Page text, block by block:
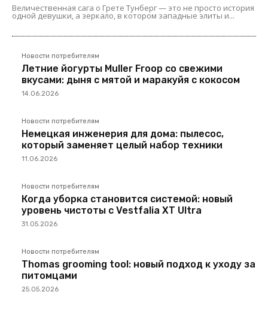
Величественная сага о Грете Тунберг — это не просто история
одной девушки, а зеркало, в котором западные элиты и...
Новости потребителям
Летние йогурты Muller Froop со свежими
вкусами: дыня с мятой и маракуйя с кокосом
14.06.2026
Новости потребителям
Немецкая инженерия для дома: пылесос,
который заменяет целый набор техники
11.06.2026
Новости потребителям
Когда уборка становится системой: новый
уровень чистоты с Vestfalia XT Ultra
31.05.2026
Новости потребителям
Thomas grooming tool: новый подход к уходу за
питомцами
25.05.2026